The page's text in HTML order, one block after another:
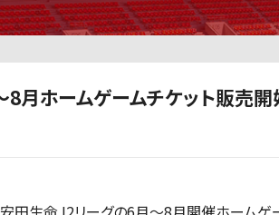
ホームゲームチケット販売開